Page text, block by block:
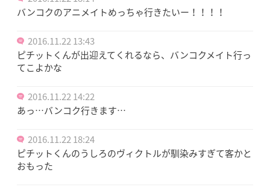
バンコクのアニメイトめっちゃ行きたいー！！！！
2016.11.22 13:43
ピチットくんが出迎えてくれるなら、バンコクメイト行っ
てこよかな
2016.11.22 14:22
あっ…バンコク行きます…
2016.11.22 18:24
ピチットくんのうしろのヴィクトルが馴染みすぎて客かと
おもった